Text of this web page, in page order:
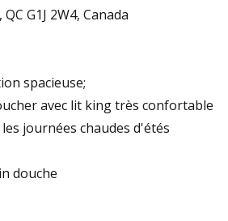
G1J 2W4, Canada
spacieuse;
avec lit king très confortable
journées chaudes d'étés
douche